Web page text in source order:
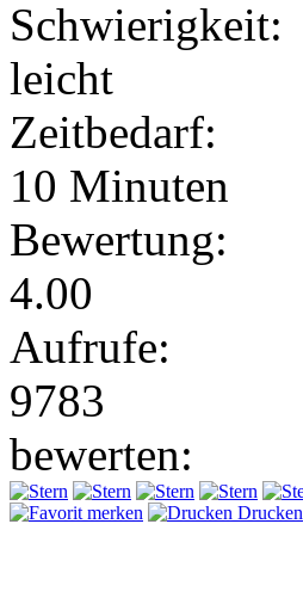
Schwierigkeit:
leicht
Zeitbedarf:
10 Minuten
Bewertung:
4.00
Aufrufe:
9783
bewerten:
merken Drucken